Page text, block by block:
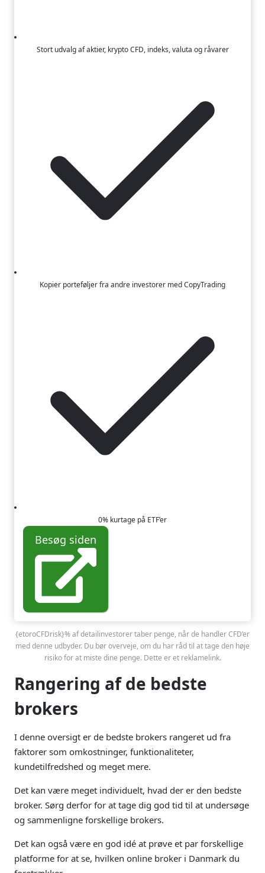
Stort udvalg af aktier, krypto CFD, indeks, valuta og råvarer
Kopier porteføljer fra andre investorer med CopyTrading
0% kurtage på ETF’er
Besøg siden
{etoroCFDrisk}% af detailinvestorer taber penge, når de handler CFD’er
med denne udbyder. Du bør overveje, om du har råd til at tage den høje
risiko for at miste dine penge. Dette er et reklamelink.
Rangering af de bedste
brokers
I denne oversigt er de bedste brokers rangeret ud fra
faktorer som omkostninger, funktionaliteter,
kundetilfredshed og meget mere.
Det kan være meget individuelt, hvad der er den bedste
broker. Sørg derfor for at tage dig god tid til at undersøge
og sammenligne forskellige brokers.
Det kan også være en god idé at prøve et par forskellige
platforme for at se, hvilken online broker i Danmark du